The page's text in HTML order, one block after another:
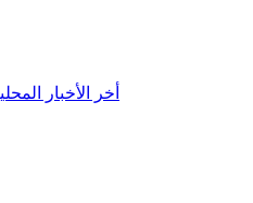
أخر الأخبار